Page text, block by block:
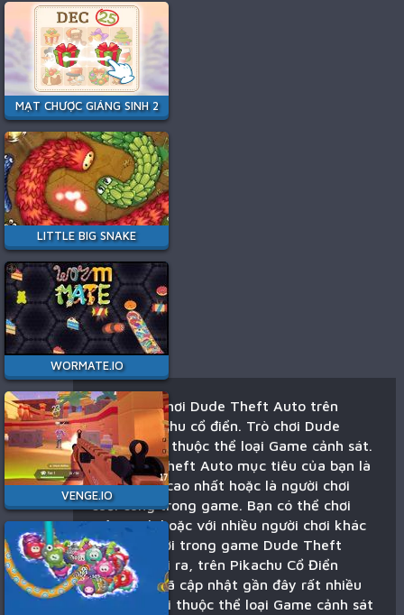
MẠT CHƯỢC GIÁNG SINH 2
LITTLE BIG SNAKE
WORMATE.IO
VENGE.IO
Bạn đang chơi Dude Theft Auto trên
game Pikachu cổ điển. Trò chơi Dude
Theft Auto thuộc thể loại Game cảnh sát.
Với Dude Theft Auto mục tiêu của bạn là
dành điểm cao nhất hoặc là người chơi
cuối cùng trong game. Bạn có thể chơi
một mình hoặc với nhiều người chơi khác
trên thế giới trong game Dude Theft
Auto. Ngoài ra, trên Pikachu Cổ Điển
chúng tôi đã cập nhật gần đây rất nhiều
trò chơi mới thuộc thể loại Game cảnh sát